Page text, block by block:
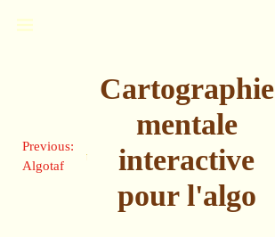
Previous:
Algotaf
Cartographie
mentale
interactive
pour l'algo